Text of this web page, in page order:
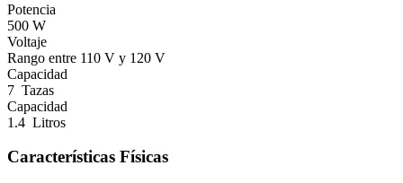
Potencia
500 W
Voltaje
Rango entre 110 V y 120 V
Capacidad
7 Tazas
Capacidad
1.4 Litros
Características Físicas